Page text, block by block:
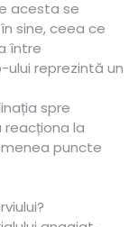
acesta se
sine, ceea ce
între
reprezintă un
spre
la
puncte